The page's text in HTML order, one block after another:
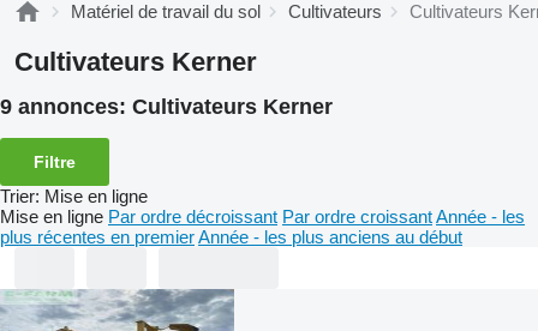
Matériel de travail du sol Cultivateurs Cultivateurs
Cultivateurs Kerner
9 annonces: Cultivateurs Kerner
Filtre
Trier: Mise en ligne
Mise en ligne Par ordre décroissant Par ordre croissantAnnée - les
plus récentes en premierAnnée - les plus anciens au début